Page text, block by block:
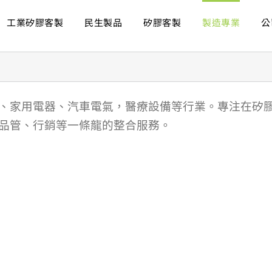
工業矽膠客製 民生製品 矽膠客製 製造專業
用電器、汽車電氣，醫療設備等行業。專注在矽
管、行銷等一條龍的整合服務。